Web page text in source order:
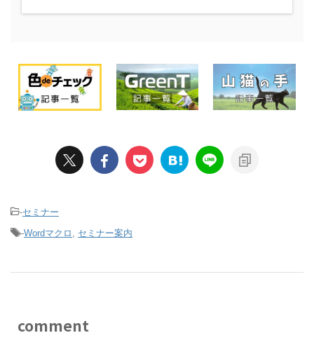
-セミナー
-Wordマクロ セミナー案内
comment